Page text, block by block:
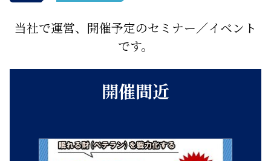
当社で運営、開催予定のセミナー／イベント
です。
開催間近